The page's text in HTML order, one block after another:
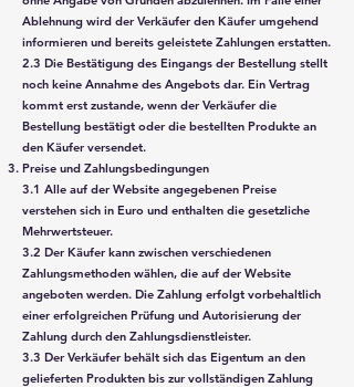
Ablehnung wird der Verkäufer den Käufer umgehend
informieren und bereits geleistete Zahlungen erstatten.
2.3 Die Bestätigung des Eingangs der Bestellung stellt
noch keine Annahme des Angebots dar. Ein Vertrag
kommt erst zustande, wenn der Verkäufer die
Bestellung bestätigt oder die bestellten Produkte an
den Käufer versendet.
Preise und Zahlungsbedingungen
3.1 Alle auf der Website angegebenen Preise
verstehen sich in Euro und enthalten die gesetzliche
Mehrwertsteuer.
3.2 Der Käufer kann zwischen verschiedenen
Zahlungsmethoden wählen, die auf der Website
angeboten werden. Die Zahlung erfolgt vorbehaltlich
einer erfolgreichen Prüfung und Autorisierung der
Zahlung durch den Zahlungsdienstleister.
3.3 Der Verkäufer behält sich das Eigentum an den
gelieferten Produkten bis zur vollständigen Zahlung